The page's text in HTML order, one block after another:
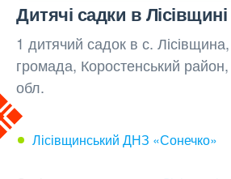
Дитячі садки в Лісівщині
1 дитячий садок в с.
громада, Коростенський
обл.
Лісівщинський ДНЗ «Сонечко»